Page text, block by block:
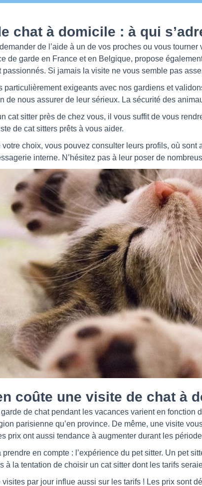
chat à domicile : à qui
de l’aide à un de vos proches ou vous
de garde en France et en Belgique, propose
passionnés. Si jamais la visite ne vous semble pas
particulièrement exigeants avec nos gardiens et
de nous assurer de leur sérieux. La sécurité des
cat sitter près de chez vous, il vous suffit de vous
de cat sitters prêts à vous aider.
votre choix, vous pouvez consulter leurs profils, où
interne. N’hésitez pas à leur poser de
coûte une visite de chat à
de chat pendant les vacances varient en fonction
parisienne qu’en province. De même, une visite
prix ont aussi tendance à augmenter durant les
prendre en compte : l’expérience du pet sitter. Un pet
à la tentation de choisir un cat sitter dont les tarifs
visites par jour influe aussi sur les tarifs ! Les prix sont